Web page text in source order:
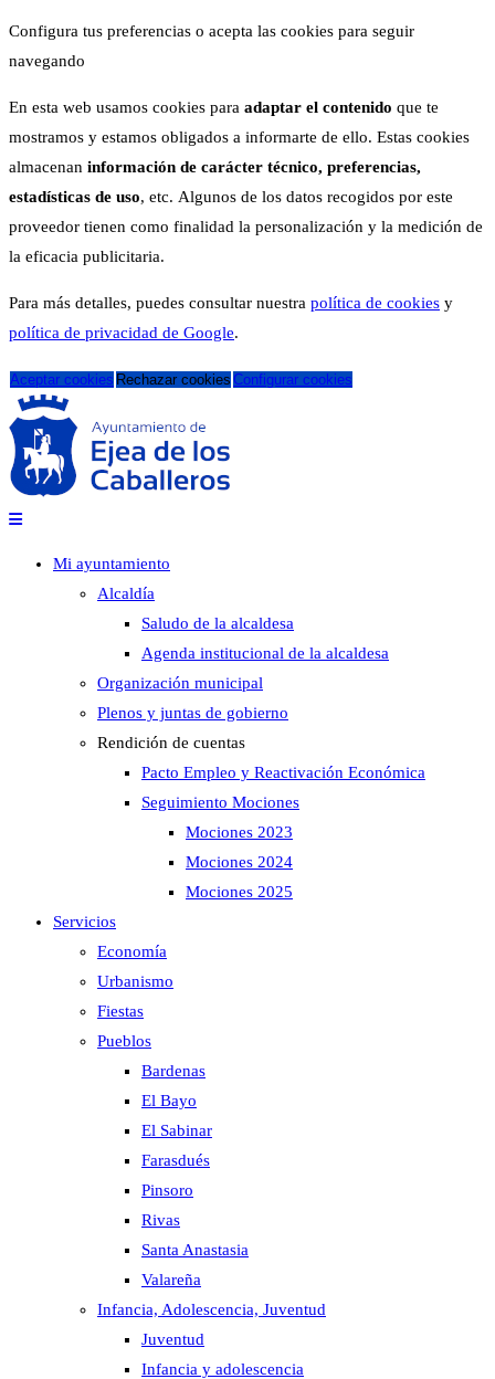
Configura tus preferencias o acepta las cookies para seguir
navegando
En esta web usamos cookies para adaptar el contenido que te
mostramos y estamos obligados a informarte de ello. Estas cookies
almacenan información de carácter técnico, preferencias,
estadísticas de uso, etc. Algunos de los datos recogidos por este
proveedor tienen como finalidad la personalización y la medición de
la eficacia publicitaria.
Para más detalles, puedes consultar nuestra política de cookies y
política de privacidad de Google.
Aceptar cookies Rechazar cookies Configurar cookies
Mi ayuntamiento
Alcaldía
Saludo de la alcaldesa
Agenda institucional de la alcaldesa
Organización municipal
Plenos y juntas de gobierno
Rendición de cuentas
Pacto Empleo y Reactivación Económica
Seguimiento Mociones
Mociones 2023
Mociones 2024
Mociones 2025
Servicios
Economía
Urbanismo
Fiestas
Pueblos
Bardenas
El Bayo
El Sabinar
Farasdués
Pinsoro
Rivas
Santa Anastasia
Valareña
Infancia, Adolescencia, Juventud
Juventud
Infancia y adolescencia